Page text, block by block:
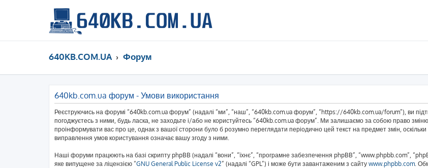
640KB.COM.UA Форум
640kb.com.ua форум - Умови використання
Реєструючись на форумі “640kb.com.ua форум” (надалі “ми”, “наш”, “640kb.com.ua форум”, “https://640kb.com.ua/forum”), ви
погоджуєтесь з ними, будь ласка, не заходьте і/або не користуйтесь “640kb.com.ua форум”. Ми залишаємо за собою право
проінформувати вас про це, однак з вашої сторони було б розумно переглядати періодично цей текст на предмет змін,
виправлення умов користування означає вашу згоду з ними.
Наші форуми працюють на базі скрипту phpBB (надалі “вони”, “їхнє”, “програмне забезпечення phpBB”, “www.phpbb.com”,
яке випущене за ліцензією “GNU General Public License v2” (надалі “GPL”) і може бути завантаженим з сайту www.phpbb.com.